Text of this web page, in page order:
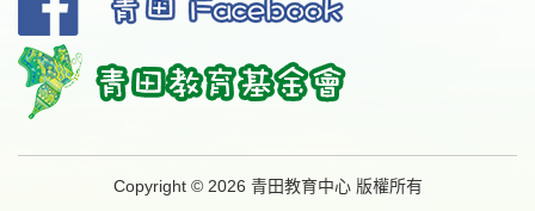
Copyright © 2026 青田教育中心 版權所有